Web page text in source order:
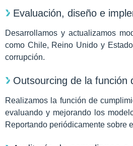
Evaluación, diseño e
Desarrollamos y actualizamos
como Chile, Reino Unido y
corrupción.
Outsourcing de la función
Realizamos la función de
evaluando y mejorando los
Reportando periódicamente sobre